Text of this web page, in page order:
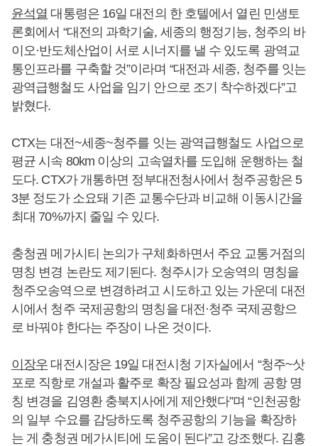
윤석열 대통령은 16일 대전의 한 호텔에서 열린 민생토
론회에서 “대전의 과학기술, 세종의 행정기능, 청주의 바
이오·반도체산업이 서로 시너지를 낼 수 있도록 광역교
통인프라를 구축할 것”이라며 “대전과 세종, 청주를 잇는
광역급행철도 사업을 임기 안으로 조기 착수하겠다”고
밝혔다.
CTX는 대전~세종~청주를 잇는 광역급행철도 사업으로
평균 시속 80km 이상의 고속열차를 도입해 운행하는 철
도다. CTX가 개통하면 정부대전청사에서 청주공항은 5
3분 정도가 소요돼 기존 교통수단과 비교해 이동시간을
최대 70%까지 줄일 수 있다.
충청권 메가시티 논의가 구체화하면서 주요 교통거점의
명칭 변경 논란도 제기된다. 청주시가 오송역의 명칭을
청주오송역으로 변경하려고 시도하고 있는 가운데 대전
시에서 청주 국제공항의 명칭을 대전·청주 국제공항으
로 바꿔야 한다는 주장이 나온 것이다.
이장우 대전시장은 19일 대전시청 기자실에서 “청주~삿
포로 직항로 개설과 활주로 확장 필요성과 함께 공항 명
칭 변경을 김영환 충북지사에게 제안했다”며 “인천공항
의 일부 수요를 감당하도록 청주공항의 기능을 확장하
는 게 충청권 메가시티에 도움이 된다”고 강조했다. 김홍